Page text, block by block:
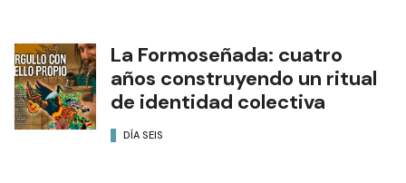
La Formoseñada: cuatro
años construyendo un ritual
de identidad colectiva
DÍA SEIS